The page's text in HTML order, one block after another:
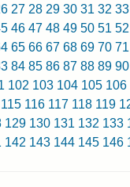
27 28 29 30 31 32 33
46 47 48 49 50 51 52
65 66 67 68 69 70 71
84 85 86 87 88 89 90
102 103 104 105 106
115 116 117 118 119
129 130 131 132 133
142 143 144 145 146